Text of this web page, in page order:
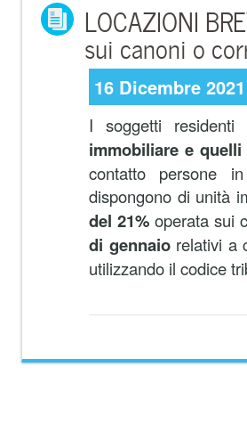
LOCAZIONI
sui canoni o
16 Dicembre 2021
I soggetti residenti
immobiliare e
contatto persone
dispongono di unità
del 21% operata sui
di gennaio relativi a
utilizzando il codice